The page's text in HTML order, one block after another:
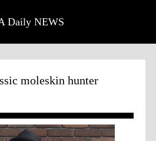
Daily NEWS
moleskin hunter